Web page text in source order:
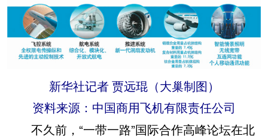
新华社记者 贾远琨（大巢制图）
资料来源：中国商用飞机有限责任公司
不久前，“一带一路”国际合作高峰论坛在北